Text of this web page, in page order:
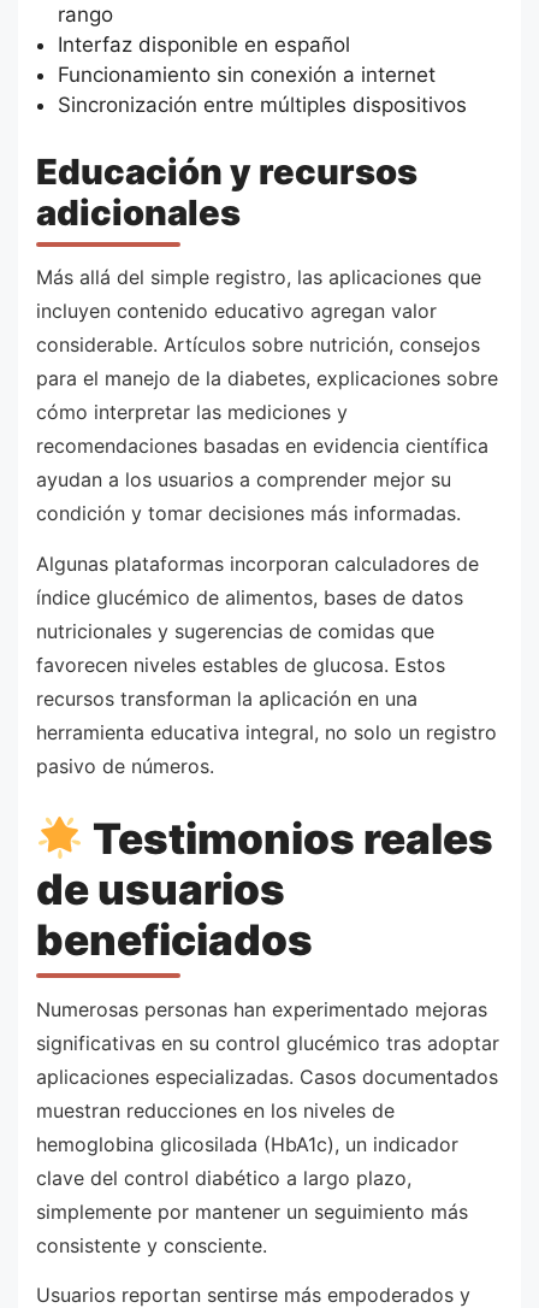
rango
Interfaz disponible en español
Funcionamiento sin conexión a internet
Sincronización entre múltiples dispositivos
Educación y recursos
adicionales
Más allá del simple registro, las aplicaciones que
incluyen contenido educativo agregan valor
considerable. Artículos sobre nutrición, consejos
para el manejo de la diabetes, explicaciones sobre
cómo interpretar las mediciones y
recomendaciones basadas en evidencia científica
ayudan a los usuarios a comprender mejor su
condición y tomar decisiones más informadas.
Algunas plataformas incorporan calculadores de
índice glucémico de alimentos, bases de datos
nutricionales y sugerencias de comidas que
favorecen niveles estables de glucosa. Estos
recursos transforman la aplicación en una
herramienta educativa integral, no solo un registro
pasivo de números.
Testimonios reales
de usuarios
beneficiados
Numerosas personas han experimentado mejoras
significativas en su control glucémico tras adoptar
aplicaciones especializadas. Casos documentados
muestran reducciones en los niveles de
hemoglobina glicosilada (HbA1c), un indicador
clave del control diabético a largo plazo,
simplemente por mantener un seguimiento más
consistente y consciente.
Usuarios reportan sentirse más empoderados y